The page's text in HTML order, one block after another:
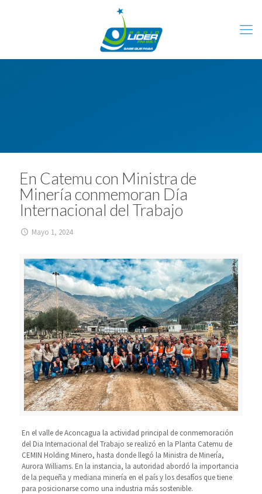
En Catemu con Ministra de
Minería conmemoran Día
Internacional del Trabajo
Mayo 1, 2024
En el valle de Aconcagua la actividad principal de conmemoración
del Dia Internacional del Trabajo se realizó en la Planta Catemu de
CEMIN Holding Minero, hasta donde llegó la Ministra de Minería,
Aurora Williams. En la instancia, la autoridad abordó la importancia
de la pequeña y mediana minería en el país y los desafíos que tiene
para posicionarse como una industria más sostenible.